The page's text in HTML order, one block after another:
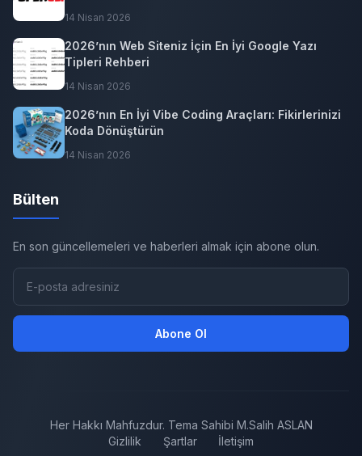
14 Nisan 2026
2026’nın Web Siteniz İçin En İyi Google Yazı
Tipleri Rehberi
14 Nisan 2026
2026’nın En İyi Vibe Coding Araçları: Fikirlerinizi
Koda Dönüştürün
14 Nisan 2026
Bülten
En son güncellemeleri ve haberleri almak için abone olun.
Abone Ol
Her Hakkı Mahfuzdur. Tema Sahibi M.Salih ASLAN
Gizlilik
Şartlar İletişim